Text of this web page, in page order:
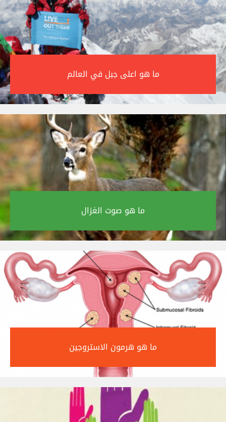
ما هو اعلى جبل في العالم‎
ما هو صوت الغزال‎
ما هو هرمون الاستروجين‎